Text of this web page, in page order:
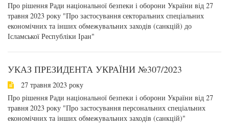
Про рішення Ради національної безпеки і оборони України від 27
травня 2023 року "Про застосування секторальних спеціальних
економічних та інших обмежувальних заходів (санкцій) до
Ісламської Республіки Іран"
УКАЗ ПРЕЗИДЕНТА УКРАЇНИ №307/2023
27 травня 2023 року
Про рішення Ради національної безпеки і оборони України від 27
травня 2023 року "Про застосування персональних спеціальних
економічних та інших обмежувальних заходів (санкцій)"